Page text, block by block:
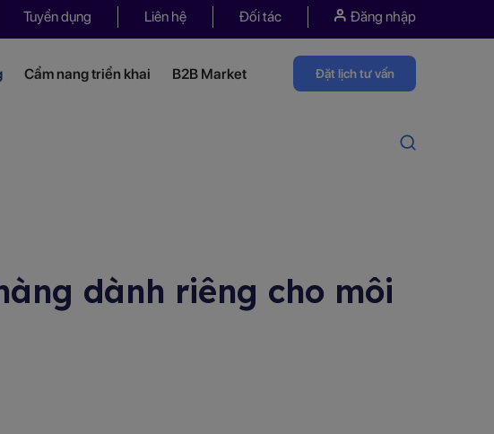
Tuyển dụng Liên hệ Đối tác Đăng nhập
Cẩm nang triển khai B2B Market Đặt lịch tư vấn
dành riêng cho môi